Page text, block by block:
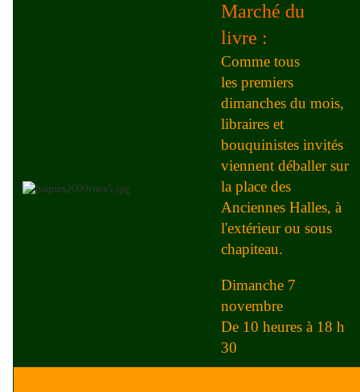
Marché du
livre :
Comme tous
les premiers
dimanches du mois,
libraires et
bouquinistes invités
viennent déballer sur
la place des
Anciennes Halles, à
l'extérieur ou sous
chapiteau.
Dimanche 7
novembre
De 10 heures à 18 h
30